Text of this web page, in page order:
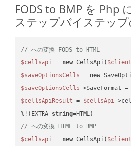
FODS to BMP を Php
ステップバイステッ
// への変換 FODS to HTML
$cellsapi = new CellsApi(
$saveOptionsCells = new
$saveOptionsCells ->SaveFormat =
$cellsApiResult = $cellsApi-
%!(EXTRA string
// への変換 HTML to BMP
$cellsapi = new CellsApi(